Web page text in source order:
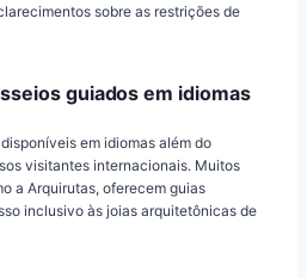
sobre as restrições de
guiados em idiomas
em idiomas além do
visitantes internacionais. Muitos
a Arquirutas, oferecem guias
inclusivo às joias arquitetônicas de